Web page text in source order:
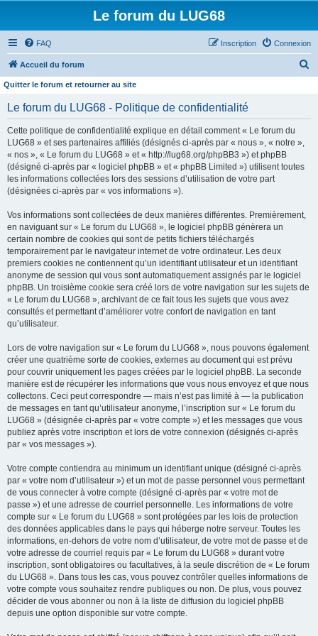
Le forum du LUG68
FAQ Connexion
Inscription
Accueil du forum
Quitter le forum et retourner au site
Le forum du LUG68 - Politique de confidentialité
Cette politique de confidentialité explique en détail comment « Le forum du
LUG68 » et ses partenaires affiliés (désignés ci-après par « nous », « notre »,
« nos », « Le forum du LUG68 » et « http://lug68.org/phpBB3 ») et phpBB
(désigné ci-après par « logiciel phpBB » et « phpBB Limited ») utilisent toutes
les informations collectées lors des sessions d’utilisation de votre part
(désignées ci-après par « vos informations »).
Vos informations sont collectées de deux manières différentes. Premièrement,
en naviguant sur « Le forum du LUG68 », le logiciel phpBB génèrera un
certain nombre de cookies qui sont de petits fichiers téléchargés
temporairement par le navigateur internet de votre ordinateur. Les deux
premiers cookies ne contiennent qu’un identifiant utilisateur et un identifiant
anonyme de session qui vous sont automatiquement assignés par le logiciel
phpBB. Un troisième cookie sera créé lors de votre navigation sur les sujets de
« Le forum du LUG68 », archivant de ce fait tous les sujets que vous avez
consultés et permettant d’améliorer votre confort de navigation en tant
qu’utilisateur.
Lors de votre navigation sur « Le forum du LUG68 », nous pouvons également
créer une quatrième sorte de cookies, externes au document qui est prévu
pour couvrir uniquement les pages créées par le logiciel phpBB. La seconde
manière est de récupérer les informations que vous nous envoyez et que nous
collectons. Ceci peut correspondre — mais n’est pas limité à — la publication
de messages en tant qu’utilisateur anonyme, l’inscription sur « Le forum du
LUG68 » (désignée ci-après par « votre compte ») et les messages que vous
publiez après votre inscription et lors de votre connexion (désignés ci-après
par « vos messages »).
Votre compte contiendra au minimum un identifiant unique (désigné ci-après
par « votre nom d’utilisateur ») et un mot de passe personnel vous permettant
de vous connecter à votre compte (désigné ci-après par « votre mot de
passe ») et une adresse de courriel personnelle. Les informations de votre
compte sur « Le forum du LUG68 » sont protégées par les lois de protection
des données applicables dans le pays qui héberge notre serveur. Toutes les
informations, en-dehors de votre nom d’utilisateur, de votre mot de passe et de
votre adresse de courriel requis par « Le forum du LUG68 » durant votre
inscription, sont obligatoires ou facultatives, à la seule discrétion de « Le forum
du LUG68 ». Dans tous les cas, vous pouvez contrôler quelles informations de
votre compte vous souhaitez rendre publiques ou non. De plus, vous pouvez
décider de vous abonner ou non à la liste de diffusion du logiciel phpBB
depuis une option disponible sur votre compte.